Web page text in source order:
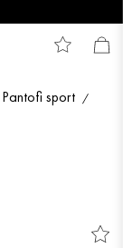
Pantofi sport